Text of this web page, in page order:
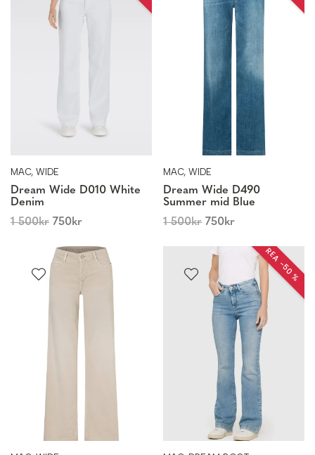
MAC, WIDE
Dream Wide D010 White
Denim
1 500kr 750kr
MAC, WIDE
Dream Wide D490
Summer mid Blue
1 500kr 750kr
REA −50 %